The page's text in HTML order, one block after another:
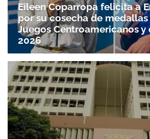
Eileen Coparropa felicita a
por su cosecha de medallas
Juegos Centroamericanos y
2026